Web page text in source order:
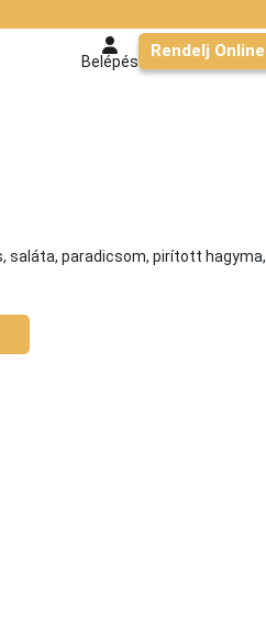
Belépés
Rendelj Online
saláta, paradicsom, pirított hagyma,